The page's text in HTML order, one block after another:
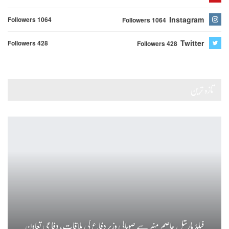
Instagram
Followers 1064
Followers 1064
Twitter
Followers 428
Followers 428
فیلڈ مارشل عاصم منیر سے صومالی وزیر دفاع کی ملاقات، دفاعی تعاون